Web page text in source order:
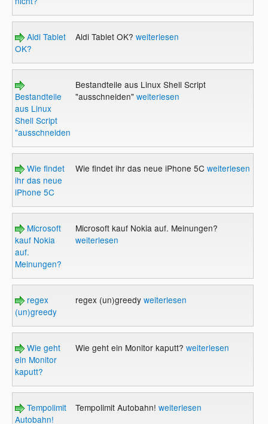
Aldi Tablet
OK?
Aldi Tablet OK? weiterlesen
Bestandteile
aus Linux
Shell Script
"ausschneiden"
Bestandteile aus Linux Shell Script
"ausschneiden" weiterlesen
Wie findet
ihr das neue
iPhone 5C
Wie findet ihr das neue iPhone 5C weiterlesen
Microsoft
kauf Nokia
auf.
Meinungen?
Microsoft kauf Nokia auf. Meinungen?
weiterlesen
regex
(un)greedy
regex (un)greedy weiterlesen
Wie geht
ein Monitor
kaputt?
Wie geht ein Monitor kaputt? weiterlesen
Tempolimit
Autobahn!
Tempolimit Autobahn! weiterlesen